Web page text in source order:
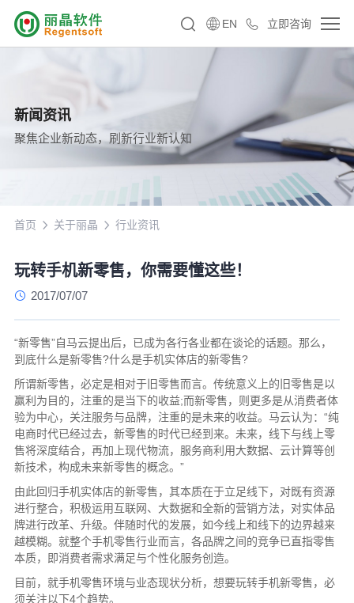
立即咨询
EN
新闻资讯
聚焦企业新动态，刷新行业新认知
首页 关于丽晶 行业资讯
玩转手机新零售，你需要懂这些！
2017/07/07
“新零售”自马云提出后，已成为各行各业都在谈论的话题。那么，
到底什么是新零售?什么是手机实体店的新零售?
所谓新零售，必定是相对于旧零售而言。传统意义上的旧零售是以
赢利为目的，注重的是当下的收益;而新零售，则更多是从消费者体
验为中心，关注服务与品牌，注重的是未来的收益。马云认为：“纯
电商时代已经过去，新零售的时代已经到来。未来，线下与线上零
售将深度结合，再加上现代物流，服务商利用大数据、云计算等创
新技术，构成未来新零售的概念。”
由此回归手机实体店的新零售，其本质在于立足线下，对既有资源
进行整合，积极运用互联网、大数据和全新的营销方法，对实体品
牌进行改革、升级。伴随时代的发展，如今线上和线下的边界越来
越模糊。就整个手机零售行业而言，各品牌之间的竞争已直指零售
本质，即消费者需求满足与个性化服务创造。
目前，就手机零售环境与业态现状分析，想要玩转手机新零售，必
须关注以下4个趋势。